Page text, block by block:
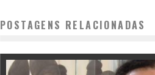
POSTAGENS RELACIONADAS